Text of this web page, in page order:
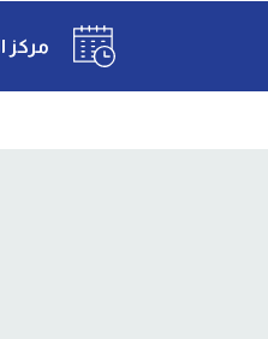
مركز